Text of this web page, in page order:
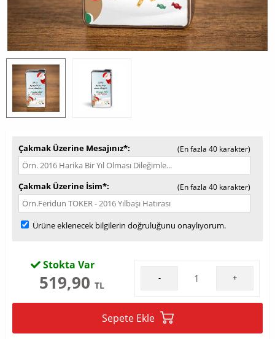
Çakmak Üzerine Mesajınız* (En fazla 40 karakter)
Çakmak Üzerine İsim* (En fazla 40 karakter)
Ürüne eklenecek bilgilerin doğruluğunu onaylıyorum.
Stokta Var
519,90 TL
- +
Sepete Ekle